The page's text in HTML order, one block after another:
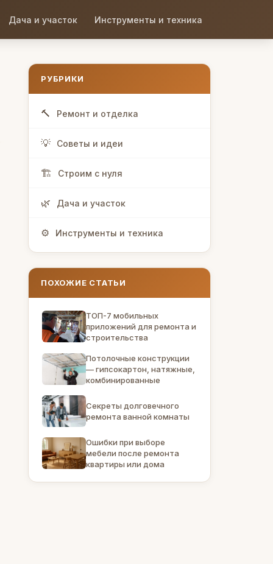
Дача и участок Инструменты и техника
РУБРИКИ
Ремонт и отделка
Советы и идеи
Строим с нуля
Дача и участок
Инструменты и техника
ПОХОЖИЕ СТАТЬИ
ТОП-7 мобильных
приложений для ремонта и
строительства
Потолочные конструкции
— гипсокартон, натяжные,
комбинированные
Секреты долговечного
ремонта ванной комнаты
Ошибки при выборе
мебели после ремонта
квартиры или дома